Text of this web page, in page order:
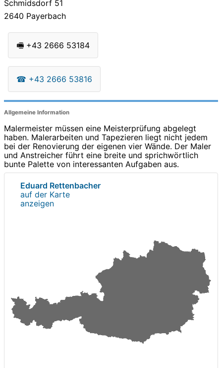
Schmidsdorf 51
2640 Payerbach
🖷 +43 2666 53184
☎ +43 2666 53816
Allgemeine Information
Malermeister müssen eine Meisterprüfung abgelegt
haben. Malerarbeiten und Tapezieren liegt nicht jedem
bei der Renovierung der eigenen vier Wände. Der Maler
und Anstreicher führt eine breite und sprichwörtlich
bunte Palette von interessanten Aufgaben aus.
Eduard Rettenbacher
auf der Karte
anzeigen